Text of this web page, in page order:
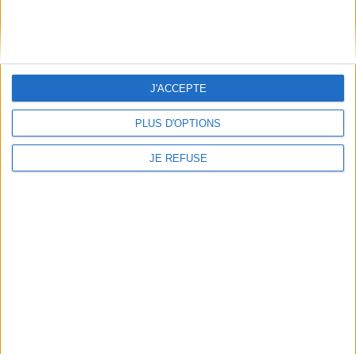
PLUS D'OPTIONS
JE REFUSE
J'ACCEPTE
PAIEMENT 100% SÉCURISÉ